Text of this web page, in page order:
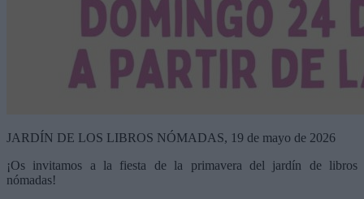
JARDÍN DE LOS LIBROS NÓMADAS, 19 de mayo de 2026
¡Os invitamos a la fiesta de la primavera del jardín de libros
nómadas!